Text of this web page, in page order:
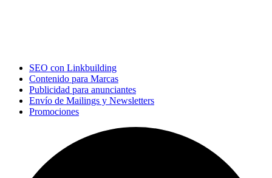
SEO con Linkbuilding
Contenido para Marcas
Publicidad para anunciantes
Envío de Mailings y Newsletters
Promociones